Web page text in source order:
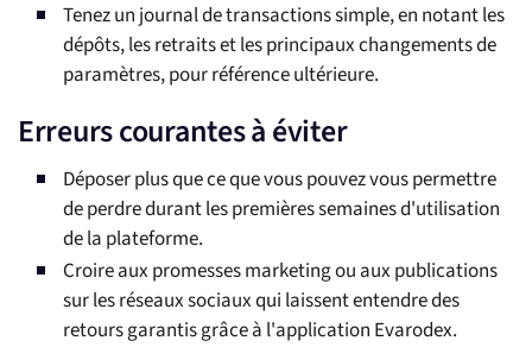
Tenez un journal de transactions simple, en notant les
dépôts, les retraits et les principaux changements de
paramètres, pour référence ultérieure.
Erreurs courantes à éviter
Déposer plus que ce que vous pouvez vous permettre
de perdre durant les premières semaines d'utilisation
de la plateforme.
Croire aux promesses marketing ou aux publications
sur les réseaux sociaux qui laissent entendre des
retours garantis grâce à l'application Evarodex.